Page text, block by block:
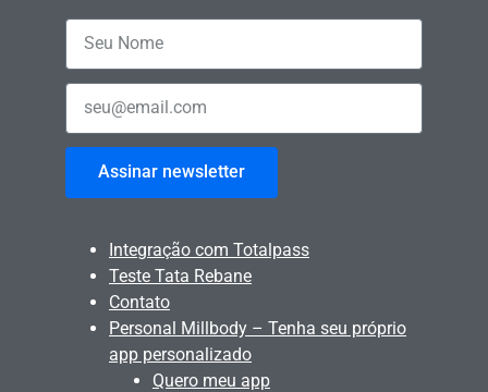
Assinar newsletter
Integração com Totalpass
Teste Tata Rebane
Contato
Personal Millbody – Tenha seu próprio
app personalizado
Quero meu app